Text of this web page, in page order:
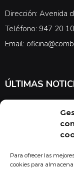
Para ofrecer las
cookies para
Dirección: Avenida
Teléfono: 947 20
Email:
ÚLTIMAS
noticias en cuanto a
Acepto la